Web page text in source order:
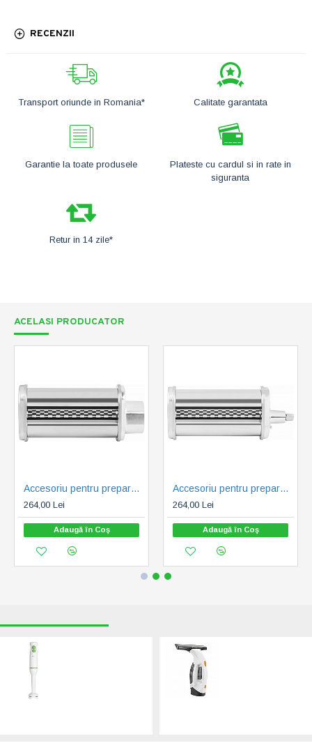
Transport oriunde in Romania* Calitate garantata
Garantie la toate produsele
Plateste cu cardul si in rate in
siguranta
Retur in 14 zile*
RECENZII
ACELASI PRODUCATOR
Accesoriu pentru prepararea pastelor de casa Fetuccine ECG FORZA 5000-7000
264,00 Lei
Adaugă în Coş
Accesoriu pentru prepararea pastelor de casa Fetuccine ECG FORZA 6000
264,00 Lei
Adaugă în Coş